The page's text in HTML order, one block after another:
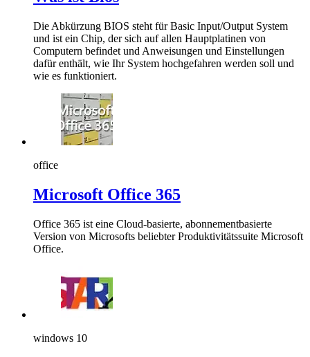
Die Abkürzung BIOS steht für Basic Input/Output System
und ist ein Chip, der sich auf allen Hauptplatinen von
Computern befindet und Anweisungen und Einstellungen
dafür enthält, wie Ihr System hochgefahren werden soll und
wie es funktioniert.
office
Microsoft Office 365
Office 365 ist eine Cloud-basierte, abonnementbasierte
Version von Microsofts beliebter Produktivitätssuite Microsoft
Office.
windows 10